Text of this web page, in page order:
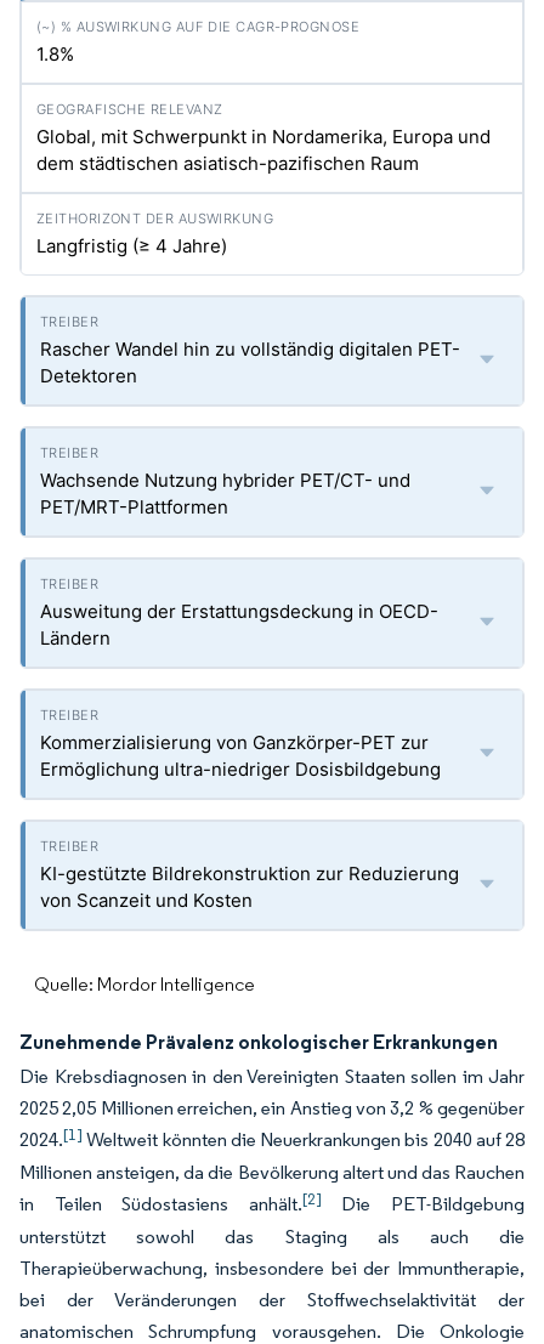
1.8%
Global, mit Schwerpunkt in Nordamerika, Europa und
dem städtischen asiatisch-pazifischen Raum
Langfristig (≥ 4 Jahre)
Rascher Wandel hin zu vollständig digitalen PET-
Detektoren
Wachsende Nutzung hybrider PET/CT- und
PET/MRT-Plattformen
Ausweitung der Erstattungsdeckung in OECD-
Ländern
Kommerzialisierung von Ganzkörper-PET zur
Ermöglichung ultra-niedriger Dosisbildgebung
KI-gestützte Bildrekonstruktion zur Reduzierung
von Scanzeit und Kosten
Quelle: Mordor Intelligence
Zunehmende Prävalenz onkologischer Erkrankungen
Die Krebsdiagnosen in den Vereinigten Staaten sollen im Jahr
2025 2,05 Millionen erreichen, ein Anstieg von 3,2 % gegenüber
2024.[1] Weltweit könnten die Neuerkrankungen bis 2040 auf 28
Millionen ansteigen, da die Bevölkerung altert und das Rauchen
in Teilen Südostasiens anhält.[2]
Die PET-Bildgebung
unterstützt sowohl das Staging als auch die
Therapieüberwachung, insbesondere bei der Immuntherapie,
bei der Veränderungen der Stoffwechselaktivität der
anatomischen Schrumpfung vorausgehen. Die Onkologie